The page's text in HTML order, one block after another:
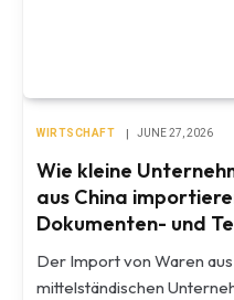
WIRTSCHAFT JUNE 27, 2026
Wie kleine
aus China
Dokumenten- und
versinken
Der Import von Waren
mittelständischen